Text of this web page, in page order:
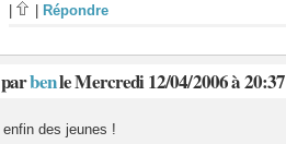
Répondre
parbenle Mercredi 12/04/2006 à 20:37
enfin des jeunes !